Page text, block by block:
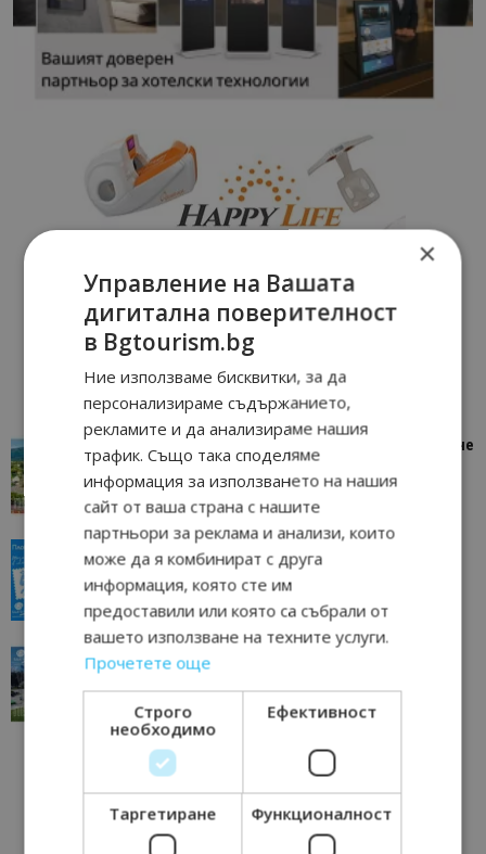
“Пощенска картичка от…”: Петрич – Изживяване
отвъд очакваното
Петрич 11/07/2026 11:22
“Пощенска картичка от…”: Пловдив, градът на
всички времена
Пловдив 23/06/2026 10:00
“Пощенска картичка от…”: Перник – град на
традициите, културата и вдъхновяващите...
17/06/2026 09:01
×
Управление на Вашата
дигитална поверителност
в Bgtourism.bg
Ние използваме бисквитки, за да
персонализираме съдържанието,
рекламите и да анализираме нашия
трафик. Също така споделяме
информация за използването на нашия
сайт от ваша страна с нашите
партньори за реклама и анализи, които
може да я комбинират с друга
информация, която сте им
предоставили или която са събрали от
вашето използване на техните услуги.
Прочетете още
Строго
необходимо
Ефективност
Таргетиране Функционалност